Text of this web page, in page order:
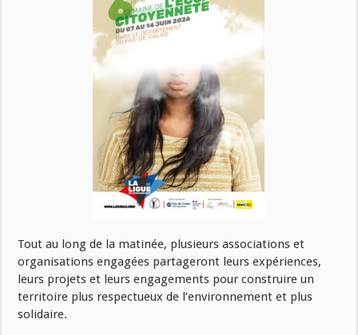
Tout au long de la matinée, plusieurs associations et
organisations engagées partageront leurs expériences,
leurs projets et leurs engagements pour construire un
territoire plus respectueux de l’environnement et plus
solidaire.